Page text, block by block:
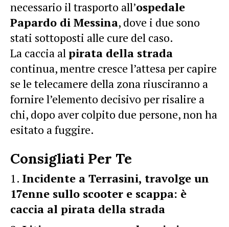
necessario il trasporto all’ospedale
Papardo di Messina, dove i due sono
stati sottoposti alle cure del caso.
La caccia alpirata della strada
continua, mentre cresce l’attesa per capire
se le telecamere della zona riusciranno a
fornire l’elemento decisivo per risalire a
chi, dopo aver colpito due persone, non ha
esitato a fuggire.
Consigliati Per Te
Incidente a Terrasini, travolge un
17enne sullo scooter e scappa: è
caccia al pirata della strada